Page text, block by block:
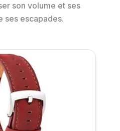
son volume et ses
ses escapades.